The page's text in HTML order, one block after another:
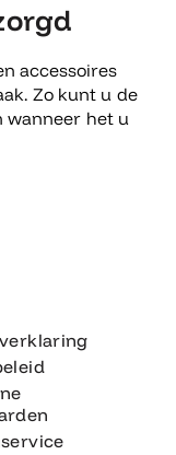
accessoires
Zo kunt u de
wanneer het u